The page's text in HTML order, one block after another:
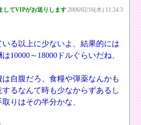
してVIPがお送りします 2006/02/16(木) 11:24:3
る以上に少ないよ、結果的には
10000～18000ドルぐらいだね、
自腹だろ、食糧や弾薬なんかも
るなんて時も少なからずあるし
りはその半分かな、